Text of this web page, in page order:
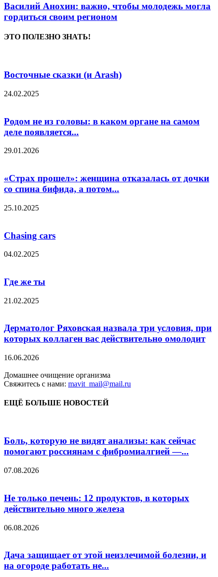
Василий Анохин: важно, чтобы молодежь могла
гордиться своим регионом
ЭТО ПОЛЕЗНО ЗНАТЬ!
Восточные сказки (и Arash)
24.02.2025
Родом не из головы: в каком органе на самом
деле появляется...
29.01.2026
«Страх прошел»: женщина отказалась от дочки
со спина бифида, а потом...
25.10.2025
Chasing cars
04.02.2025
Где же ты
21.02.2025
Дерматолог Ряховская назвала три условия, при
которых коллаген вас действительно омолодит
16.06.2026
Домашнее очищение организма
Свяжитесь с нами: mavit_mail@mail.ru
ЕЩЁ БОЛЬШЕ НОВОСТЕЙ
Боль, которую не видят анализы: как сейчас
помогают россиянам с фибромиалгией —...
07.08.2026
Не только печень: 12 продуктов, в которых
действительно много железа
06.08.2026
Дача защищает от этой неизлечимой болезни, и
на огороде работать не...